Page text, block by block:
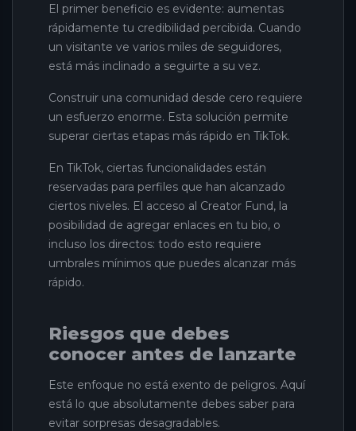
El primer beneficio es evidente: aumentas
rápidamente tu credibilidad percibida. Cuando
un visitante ve varios miles de seguidores,
está más inclinado a seguirte a su vez.
Construir una comunidad desde cero requiere
un esfuerzo enorme. Esta solución permite
superar ciertas etapas más rápido en TikTok.
En TikTok, ciertas funcionalidades están
reservadas para perfiles que han alcanzado
ciertos niveles. El acceso al Creator Fund, la
posibilidad de agregar enlaces en tu bio, o
incluso los directos: todo esto requiere
umbrales mínimos que puedes alcanzar más
rápido.
Riesgos que debes
conocer antes de lanzarte
Este enfoque no está exento de peligros. Aquí
está lo que absolutamente debes saber para
evitar sorpresas desagradables.